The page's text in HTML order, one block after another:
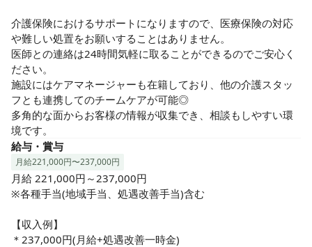
介護保険におけるサポートになりますので、医療保険の対応
や難しい処置をお願いすることはありません。
医師との連絡は24時間気軽に取ることができるのでご安心く
ださい。
施設にはケアマネージャーも在籍しており、他の介護スタッ
フとも連携してのチームケアが可能◎
多角的な面からお客様の情報が収集でき、相談もしやすい環
境です。
給与・賞与
月給221,000円〜237,000円
月給 221,000円～237,000円
※各種手当(地域手当、処遇改善手当)含む
【収入例】
＊237,000円(月給+処遇改善一時金)